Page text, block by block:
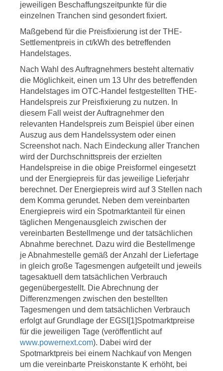
jeweiligen Beschaffungszeitpunkte für die
einzelnen Tranchen sind gesondert fixiert.
Maßgebend für die Preisfixierung ist der THE-
Settlementpreis in ct/kWh des betreffenden
Handelstages.
Nach Wahl des Auftragnehmers besteht alternativ
die Möglichkeit, einen um 13 Uhr des betreffenden
Handelstages im OTC-Handel festgestellten THE-
Handelspreis zur Preisfixierung zu nutzen. In
diesem Fall weist der Auftragnehmer den
relevanten Handelspreis zum Beispiel über einen
Auszug aus dem Handelssystem oder einen
Screenshot nach. Nach Eindeckung aller Tranchen
wird der Durchschnittspreis der erzielten
Handelspreise in die obige Preisformel eingesetzt
und der Energiepreis für das jeweilige Lieferjahr
berechnet. Der Energiepreis wird auf 3 Stellen nach
dem Komma gerundet. Neben dem vereinbarten
Energiepreis wird ein Spotmarktanteil für einen
täglichen Mengenausgleich zwischen der
vereinbarten Bestellmenge und der tatsächlichen
Abnahme berechnet. Dazu wird die Bestellmenge
je Abnahmestelle gemäß der Anzahl der Liefertage
in gleich große Tagesmengen aufgeteilt und jeweils
tagesaktuell dem tatsächlichen Verbrauch
gegenübergestellt. Die Abrechnung der
Differenzmengen zwischen den bestellten
Tagesmengen und dem tatsächlichen Verbrauch
erfolgt auf Grundlage der EGSI[1]Spotmarktpreise
für die jeweiligen Tage (veröffentlicht auf
www.powernext.com). Dabei wird der
Spotmarktpreis bei einem Nachkauf von Mengen
um die vereinbarte Preiskonstante K erhöht, bei